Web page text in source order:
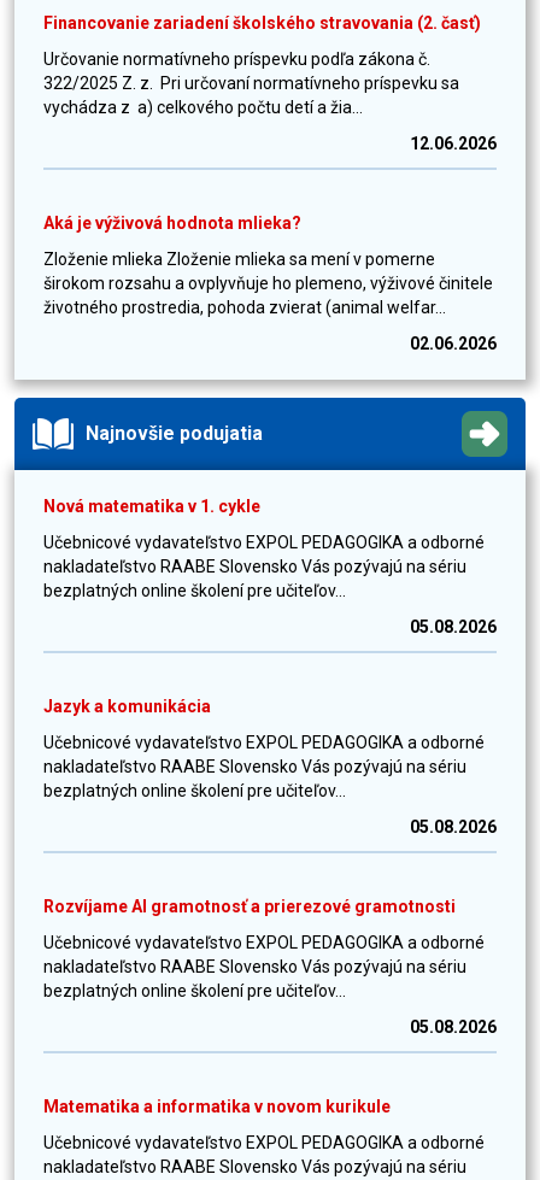
Financovanie zariadení školského stravovania (2. časť)
Určovanie normatívneho príspevku podľa zákona č.
322/2025 Z. z. Pri určovaní normatívneho príspevku sa
vychádza z a) celkového počtu detí a žia...
12.06.2026
Aká je výživová hodnota mlieka?
Zloženie mlieka Zloženie mlieka sa mení v pomerne
širokom rozsahu a ovplyvňuje ho plemeno, výživové činitele
životného prostredia, pohoda zvierat (animal welfar...
02.06.2026
Najnovšie podujatia
Nová matematika v 1. cykle
Učebnicové vydavateľstvo EXPOL PEDAGOGIKA a odborné
nakladateľstvo RAABE Slovensko Vás pozývajú na sériu
bezplatných online školení pre učiteľov...
05.08.2026
Jazyk a komunikácia
Učebnicové vydavateľstvo EXPOL PEDAGOGIKA a odborné
nakladateľstvo RAABE Slovensko Vás pozývajú na sériu
bezplatných online školení pre učiteľov...
05.08.2026
Rozvíjame AI gramotnosť a prierezové gramotnosti
Učebnicové vydavateľstvo EXPOL PEDAGOGIKA a odborné
nakladateľstvo RAABE Slovensko Vás pozývajú na sériu
bezplatných online školení pre učiteľov...
05.08.2026
Matematika a informatika v novom kurikule
Učebnicové vydavateľstvo EXPOL PEDAGOGIKA a odborné
nakladateľstvo RAABE Slovensko Vás pozývajú na sériu